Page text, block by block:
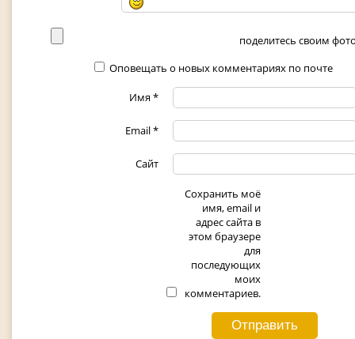
поделитесь своим
Оповещать о новых комментариях по почте
Имя*
Email*
Сайт
Сохранить моё
имя, email и
адрес сайта в
этом браузере
для
последующих
моих
комментариев.